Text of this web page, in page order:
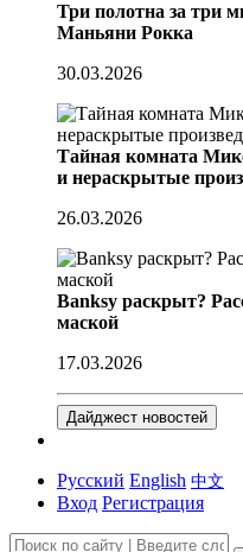
Три полотна за три
Маньяни Рокка
30.03.2026
Тайная комната
и нераскрытые
26.03.2026
Banksy раскрыт?
маской
17.03.2026
Дайджест новостей
Русский English 中文
Вход Регистрация